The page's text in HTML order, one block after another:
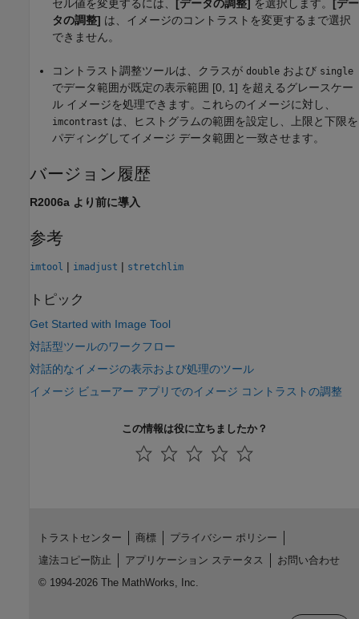
セル値を変更するには、 [データの調整] を選択します。 [デー
タの調整] は、イメージのコントラストを変更するまで選択
できません。
コントラスト調整ツールは、クラスが double および single
でデータ範囲が既定の表示範囲 [0, 1] を超えるグレースケー
ル イメージを処理できます。これらのイメージに対し、
imcontrast は、ヒストグラムの範囲を設定し、上限と下限を
パディングしてイメージ データ範囲と一致させます。
バージョン履歴
R2006a より前に導入
参考
imtool | imadjust | stretchlim
トピック
Get Started with Image Tool
対話型ツールのワークフロー
対話的なイメージの表示および処理のツール
イメージ ビューアー アプリでのイメージ コントラストの調整
この情報は役に立ちましたか？
トラストセンター 商標
プライバシー ポリシー
違法コピー防止
アプリケーション ステータス
お問い合わせ
© 1994-2026 The MathWorks, Inc.